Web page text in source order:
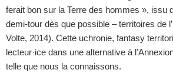
ferait bon sur la Terre des hommes », issu
demi-tour dès que possible – territoires de
Volte, 2014). Cette uchronie, fantasy
lecteur·ice dans une alternative à
telle que nous la connaissons.